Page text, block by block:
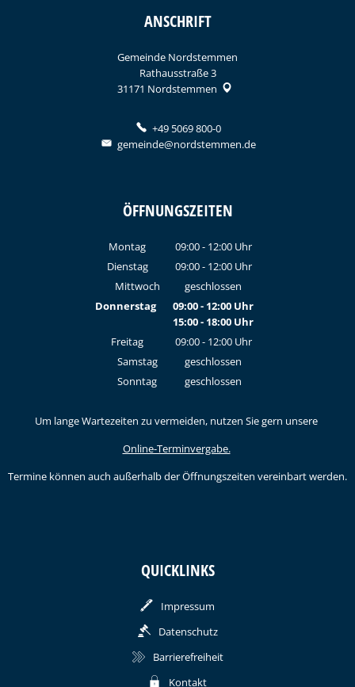
ANSCHRIFT
Gemeinde Nordstemmen
Rathausstraße 3
31171 Nordstemmen
+49 5069 800-0
gemeinde@nordstemmen.de
ÖFFNUNGSZEITEN
Montag 09:00- 12:00Uhr
Von 09:00 bis 12:00 Uhr
Dienstag 09:00- 12:00Uhr
Von 09:00 bis 12:00 Uhr
Mittwoch
geschlossen
Donnerstag
09:00- 12:00 Uhr
Von 09:00 bis 12:00 Uhr
15:00- 18:00 Uhr
Von 15:00 bis 18:00 Uhr
Freitag 09:00- 12:00Uhr
Von 09:00 bis 12:00 Uhr
Samstag
geschlossen
Sonntag
geschlossen
Um lange Wartezeiten zu vermeiden, nutzen Sie gern unsere
Online-Terminvergabe.
Termine können auch außerhalb der Öffnungszeiten vereinbart werden.
QUICKLINKS
Impressum
Datenschutz
Barrierefreiheit
Kontakt